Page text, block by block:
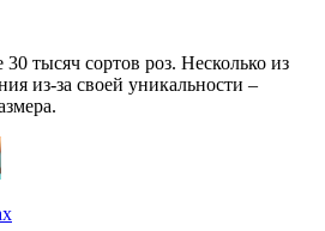
тысяч сортов роз. Несколько из
из-за своей уникальности –